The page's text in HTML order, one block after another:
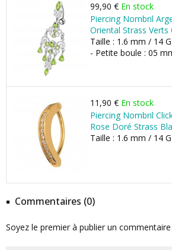
99,90 € En stock
Piercing Nombril
Oriental Strass Verts
Taille : 1.6 mm / 14
- Petite boule : 05
11,90 € En stock
Piercing Nombril
Rose Doré Strass
Taille : 1.6 mm / 14
Commentaires (0)
Soyez le premier à publier un commentaire